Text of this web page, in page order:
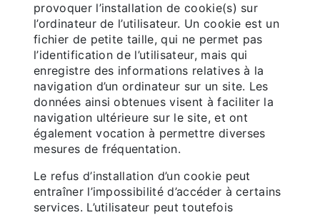
provoquer l’installation de cookie(s) sur
l’ordinateur de l’utilisateur. Un cookie est un
fichier de petite taille, qui ne permet pas
l’identification de l’utilisateur, mais qui
enregistre des informations relatives à la
navigation d’un ordinateur sur un site. Les
données ainsi obtenues visent à faciliter la
navigation ultérieure sur le site, et ont
également vocation à permettre diverses
mesures de fréquentation.
Le refus d’installation d’un cookie peut
entraîner l’impossibilité d’accéder à certains
services. L’utilisateur peut toutefois